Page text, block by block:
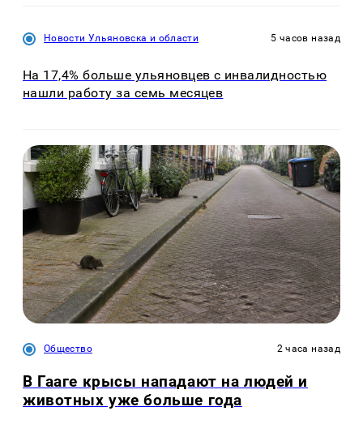
Новости Ульяновска и области 5 часов назад
На 17,4% больше ульяновцев с инвалидностью
нашли работу за семь месяцев
Общество 2 часа назад
В Гааге крысы нападают на людей и
животных уже больше года